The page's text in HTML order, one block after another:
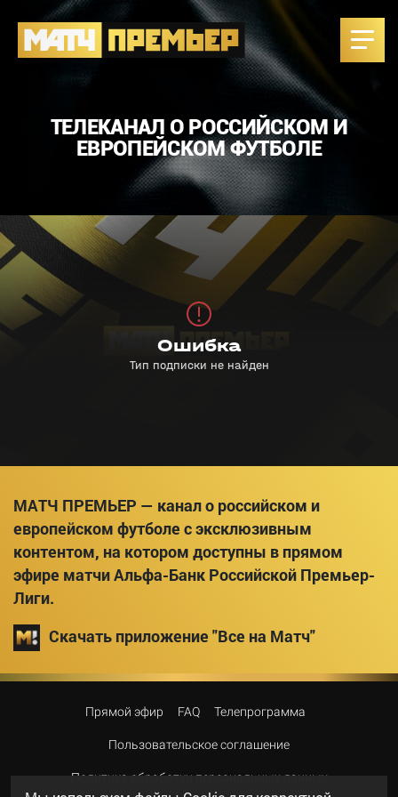
ТЕЛЕКАНАЛ О РОССИЙСКОМ И
ЕВРОПЕЙСКОМ ФУТБОЛЕ
МАТЧ ПРЕМЬЕР — канал о российском и
европейском футболе с эксклюзивным
контентом, на котором доступны в прямом
эфире матчи Альфа-Банк Российской Премьер-
Лиги.
Скачать приложение "Все на Матч"
Прямой эфир FAQ Телепрограмма
Пользовательское соглашение
Политика обработки персональных данных